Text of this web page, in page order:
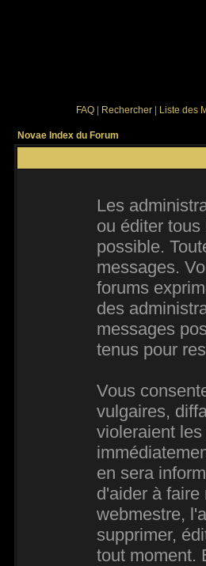
FAQ Rechercher Liste des
Novae Index du Forum
Les
ou éditer
possible.
messages.
forums
des
messages
tenus pour
Vous
vulgaires,
violeraient
en sera
d'aider à
webmestre,
supprimer,
tout moment.